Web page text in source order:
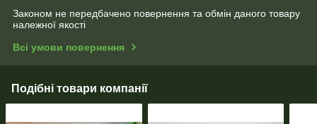
Законом не передбачено повернення та обмін даного товару
належної якості
Всі умови повернення
Подібні товари компанії